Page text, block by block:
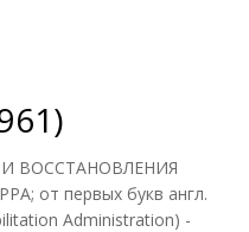
ВОССТАНОВЛЕНИЯ
от первых букв англ.
Administration) -